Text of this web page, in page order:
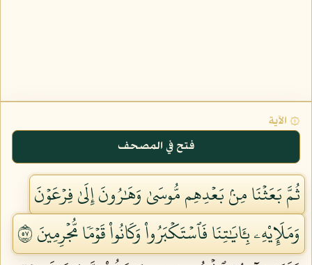
۞ الآية
فتح في المصحف
ثُمَّ بَعَثۡنَا مِنۢ بَعۡدِهِم مُّوسَىٰ وَهَٰرُونَ إِلَىٰ فِرۡعَوۡنَ
وَمَلَإِيْهِۦ بِـَٔايَٰتِنَا فَٱسۡتَكۡبَرُواْ وَكَانُواْ قَوۡمٗا مُّجۡرِمِينَ ٧٥